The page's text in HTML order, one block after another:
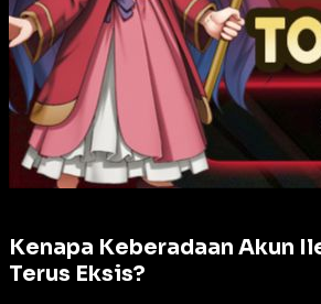
Kenapa Keberadaan Akun
Terus Eksis?